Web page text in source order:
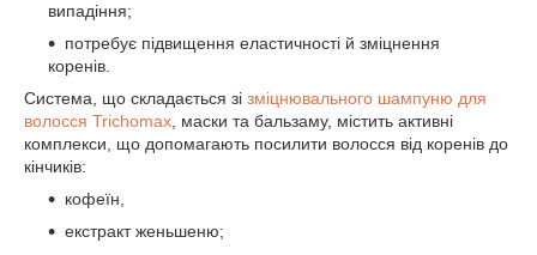
випадіння;
потребує підвищення еластичності й зміцнення
коренів.
Система, що складається зі зміцнювального шампуню для
волосся Trichomax, маски та бальзаму, містить активні
комплекси, що допомагають посилити волосся від коренів до
кінчиків:
кофеїн,
екстракт женьшеню;